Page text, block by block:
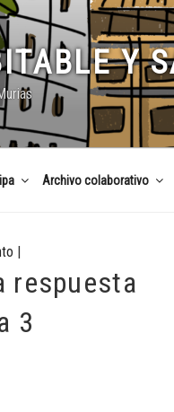
Y
Archivo colaborativo
|
respuesta
3